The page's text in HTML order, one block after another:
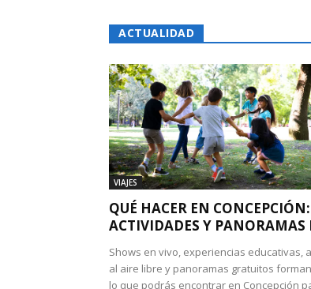
ACTUALIDAD
VIAJES
QUÉ HACER EN CONCEPCIÓN:
ACTIVIDADES Y PANORAMAS
Shows en vivo, experiencias educativas,
al aire libre y panoramas gratuitos
lo que podrás encontrar en Concepción